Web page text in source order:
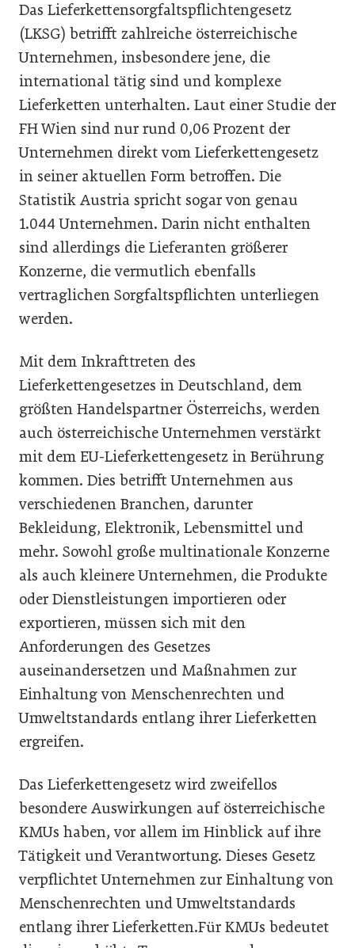
Das Lieferkettensorgfaltspflichtengesetz
(LKSG) betrifft zahlreiche österreichische
Unternehmen, insbesondere jene, die
international tätig sind und komplexe
Lieferketten unterhalten. Laut einer Studie der
FH Wien sind nur rund 0,06 Prozent der
Unternehmen direkt vom Lieferkettengesetz
in seiner aktuellen Form betroffen. Die
Statistik Austria spricht sogar von genau
1.044 Unternehmen. Darin nicht enthalten
sind allerdings die Lieferanten größerer
Konzerne, die vermutlich ebenfalls
vertraglichen Sorgfaltspflichten unterliegen
werden.
Mit dem Inkrafttreten des
Lieferkettengesetzes in Deutschland, dem
größten Handelspartner Österreichs, werden
auch österreichische Unternehmen verstärkt
mit dem EU-Lieferkettengesetz in Berührung
kommen. Dies betrifft Unternehmen aus
verschiedenen Branchen, darunter
Bekleidung, Elektronik, Lebensmittel und
mehr. Sowohl große multinationale Konzerne
als auch kleinere Unternehmen, die Produkte
oder Dienstleistungen importieren oder
exportieren, müssen sich mit den
Anforderungen des Gesetzes
auseinandersetzen und Maßnahmen zur
Einhaltung von Menschenrechten und
Umweltstandards entlang ihrer Lieferketten
ergreifen.
Das Lieferkettengesetz wird zweifellos
besondere Auswirkungen auf österreichische
KMUs haben, vor allem im Hinblick auf ihre
Tätigkeit und Verantwortung. Dieses Gesetz
verpflichtet Unternehmen zur Einhaltung von
Menschenrechten und Umweltstandards
entlang ihrer Lieferketten.Für KMUs bedeutet